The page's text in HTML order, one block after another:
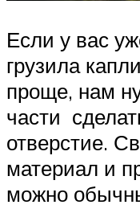
Если у вас
грузила
проще, нам
части
отверстие.
материал и
можно